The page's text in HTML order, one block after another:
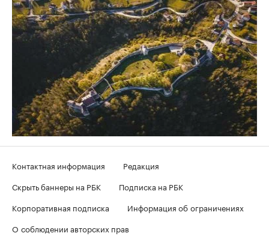
Контактная информация
Редакция
Скрыть баннеры на РБК
Подписка на РБК
Корпоративная подписка
Информация об ограничениях
О соблюдении авторских прав